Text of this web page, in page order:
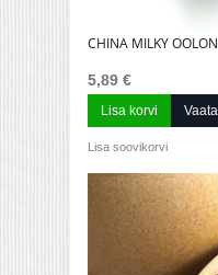
CHINA MILKY
5,89 €
Lisa korvi
Lisa soovikorvi